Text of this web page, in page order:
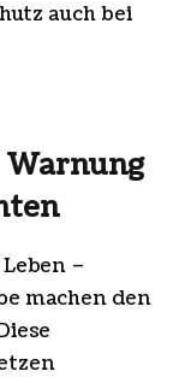
auch bei
Warnung
–
machen den